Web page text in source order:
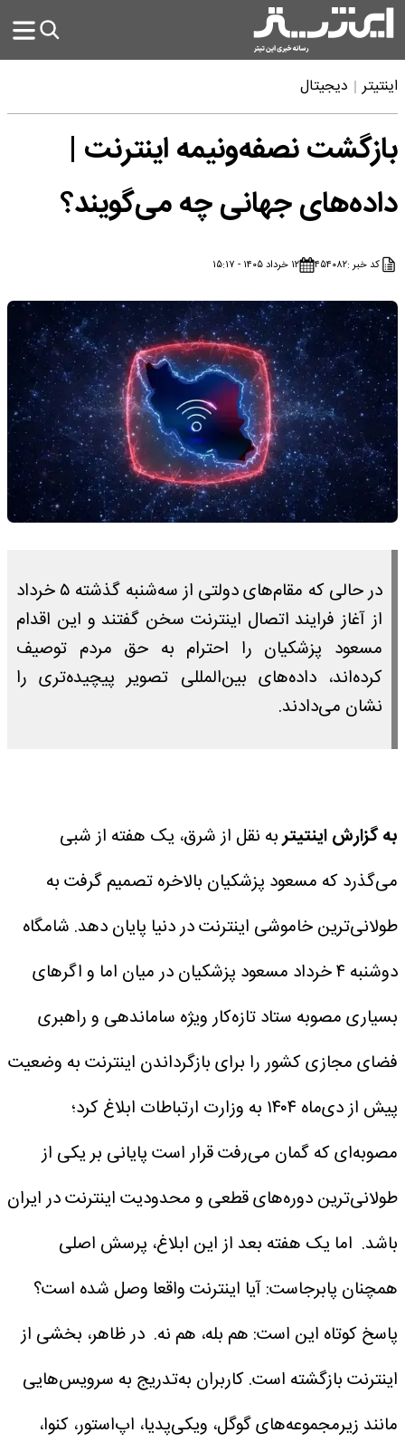
اینتیتر دیجیتال
بازگشت نصفه‌ونیمه اینترنت |
داده‌های جهانی چه می‌گویند؟
کد خبر :۴۵۴۰۸۲ ۱۲ خرداد ۱۴۰۵ - ۱۵:۱۷
در حالی که مقام‌های دولتی از سه‌شنبه گذشته ۵ خرداد
از آغاز فرایند اتصال اینترنت سخن گفتند و این اقدام
مسعود پزشکیان را احترام به حق مردم توصیف
کرده‌اند، داده‌های بین‌المللی تصویر پیچیده‌تری را
نشان می‌دادند.
به گزارش اینتیتربه نقل از شرق، یک هفته از شبی
می‌گذرد که مسعود پزشکیان بالاخره تصمیم گرفت به
طولانی‌ترین خاموشی اینترنت در دنیا پایان دهد. شامگاه
دوشنبه ۴ خرداد مسعود پزشکیان در میان اما و اگرهای
بسیاری مصوبه ستاد تازه‌کار ویژه ساماندهی و راهبری
فضای مجازی کشور را برای بازگرداندن اینترنت به وضعیت
پیش از دی‌ماه ۱۴۰۴ به وزارت ارتباطات ابلاغ کرد؛
مصوبه‌ای که گمان می‌رفت قرار است پایانی بر یکی از
طولانی‌ترین دوره‌های قطعی و محدودیت اینترنت در ایران
باشد. اما یک هفته بعد از این ابلاغ، پرسش اصلی
همچنان پابرجاست: آیا اینترنت واقعا وصل شده است؟
پاسخ کوتاه این است: هم بله، هم نه. در ظاهر، بخشی از
اینترنت بازگشته است. کاربران به‌تدریج به سرویس‌هایی
مانند زیرمجموعه‌های گوگل، ویکی‌پدیا، اپ‌استور، کنوا،